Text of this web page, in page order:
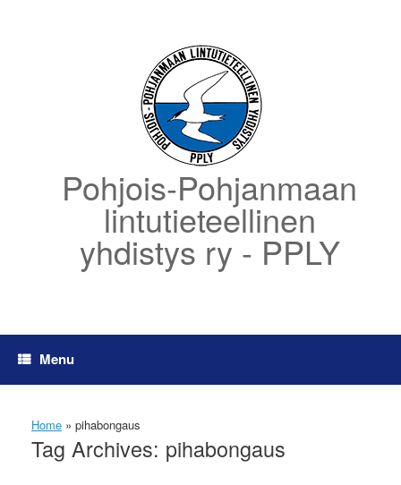
Pohjois-Pohjanmaan
lintutieteellinen
yhdistys ry - PPLY
Menu
Home » pihabongaus
Tag Archives: pihabongaus